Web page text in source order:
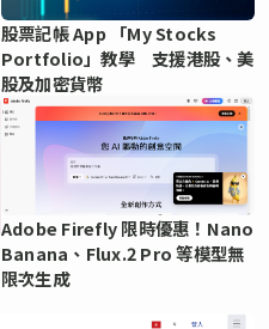
股票記帳 App 「My Stocks
Portfolio」教學 支援港股、美
股及加密貨幣
Adobe Firefly 限時優惠！Nano
Banana、Flux.2 Pro 等模型無
限次生成